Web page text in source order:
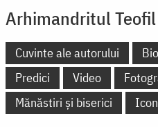
Arhimandritul
Cuvinte ale autorului
Predici
Video
Mănăstiri și biserici